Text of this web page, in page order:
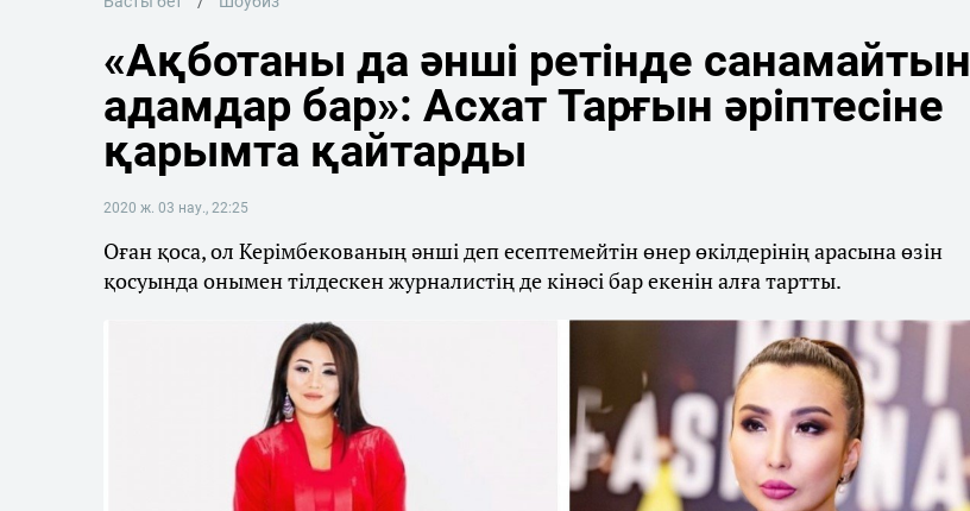
«Ақботаны да әнші ретінде санамайтын
адамдар бар»: Асхат Тарғын әріптесіне
қарымта қайтарды
2020 ж. 03 нау., 22:25
Оған қоса, ол Керімбекованың әнші деп есептемейтін өнер өкілдерінің арасына өзін
қосуында онымен тілдескен журналистің де кінәсі бар екенін алға тартты.